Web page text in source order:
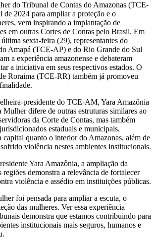
do Tribunal de Contas do Amazonas (TCE-
2024 para ampliar a proteção e o
vem inspirando a implantação de
em outras Cortes de Contas pelo Brasil. Em
sexta-feira (29), representantes do
Amapá (TCE-AP) e do Rio Grande do Sul
a experiência amazonense e debateram
a iniciativa em seus respectivos estados. O
Roraima (TCE-RR) também já promoveu
presidente do TCE-AM, Yara Amazônia
difere de outras estruturas similares ao
da Corte de Contas, mas também
estaduais e municipais,
capital quanto o interior do Amazonas, além de
violência nestes ambientes institucionais.
Yara Amazônia, a ampliação da
demonstra a relevância de fortalecer
violência e assédio em instituições públicas.
foi pensada para ampliar a escuta, o
das mulheres. Ver essa experiência
demonstra que estamos contribuindo para
institucionais mais seguros, humanos e